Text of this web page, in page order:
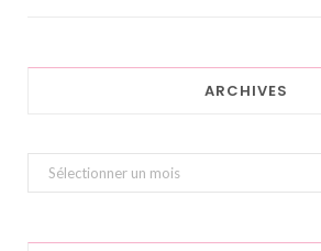
ARCHIVES
Archives